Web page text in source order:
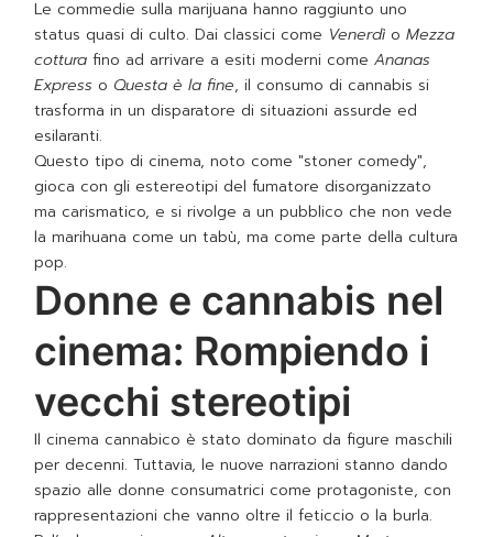
Le commedie sulla marijuana hanno raggiunto uno
status quasi di culto. Dai classici come Venerdì oMezza
cottura fino ad arrivare a esiti moderni comeAnanas
Express o Questa è la fine, il consumo di cannabis si
trasforma in un disparatore di situazioni assurde ed
esilaranti.
Questo tipo di cinema, noto come "stoner comedy",
gioca con gli estereotipi del fumatore disorganizzato
ma carismatico, e si rivolge a un pubblico che non vede
la marihuana come un tabù, ma come parte della cultura
pop.
Donne e cannabis nel
cinema: Rompiendo i
vecchi stereotipi
Il cinema cannabico è stato dominato da figure maschili
per decenni. Tuttavia, le nuove narrazioni stanno dando
spazio alle donne consumatrici come protagoniste, con
rappresentazioni che vanno oltre il feticcio o la burla.